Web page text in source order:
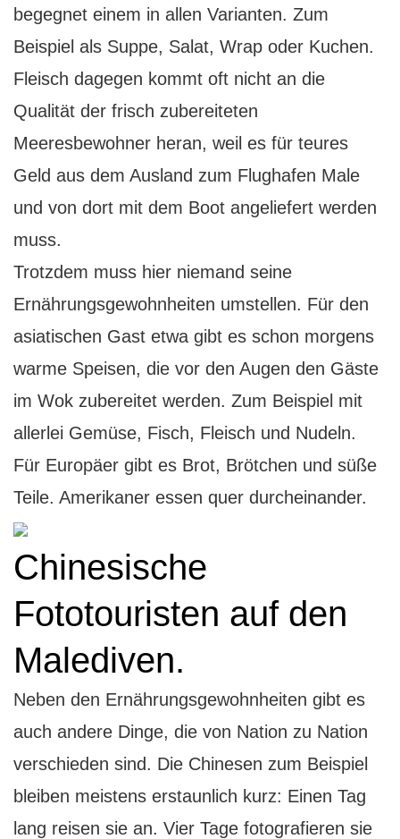
begegnet einem in allen Varianten. Zum
Beispiel als Suppe, Salat, Wrap oder Kuchen.
Fleisch dagegen kommt oft nicht an die
Qualität der frisch zubereiteten
Meeresbewohner heran, weil es für teures
Geld aus dem Ausland zum Flughafen Male
und von dort mit dem Boot angeliefert werden
muss.
Trotzdem muss hier niemand seine
Ernährungsgewohnheiten umstellen. Für den
asiatischen Gast etwa gibt es schon morgens
warme Speisen, die vor den Augen den Gäste
im Wok zubereitet werden. Zum Beispiel mit
allerlei Gemüse, Fisch, Fleisch und Nudeln.
Für Europäer gibt es Brot, Brötchen und süße
Teile. Amerikaner essen quer durcheinander.
Chinesische
Fototouristen auf den
Malediven.
Neben den Ernährungsgewohnheiten gibt es
auch andere Dinge, die von Nation zu Nation
verschieden sind. Die Chinesen zum Beispiel
bleiben meistens erstaunlich kurz: Einen Tag
lang reisen sie an. Vier Tage fotografieren sie